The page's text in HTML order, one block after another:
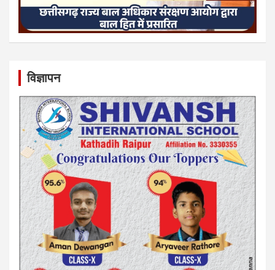
विज्ञापन